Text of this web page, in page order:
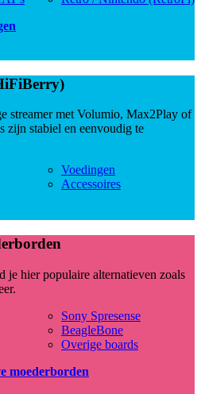
streamer met Volumio, Max2Play of
zijn stabiel en eenvoudig te
Voedingen
Accessoires
je hier populaire alternatieven zoals
Sony Spresense
BeagleBone
Overige boards
moederborden